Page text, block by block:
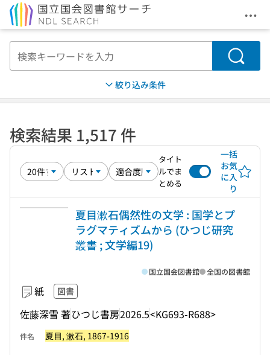
メ
検索
絞り込み条件
検索結果 1,517 件
タイト
ルでま
とめる
一括
お気
に入
り
夏目漱石偶然性の文学 : 国学とプ
ラグマティズムから (ひつじ研究
叢書 ; 文学編19)
紙 図書
佐藤深雪 著ひつじ書房2026.5<KG693-R688>
国立国会図書館 全国の図書館
件名 夏目, 漱石, 1867-1916